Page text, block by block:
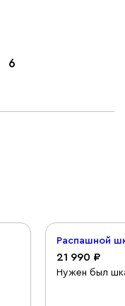
6
21 990
Нужен был